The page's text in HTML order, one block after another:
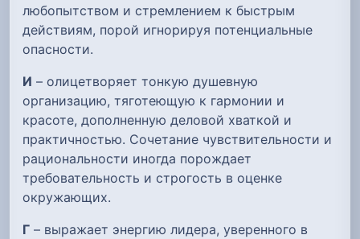
любопытством и стремлением к быстрым
действиям, порой игнорируя потенциальные
опасности.
И – олицетворяет тонкую душевную
организацию, тяготеющую к гармонии и
красоте, дополненную деловой хваткой и
практичностью. Сочетание чувствительности и
рациональности иногда порождает
требовательность и строгость в оценке
окружающих.
Г – выражает энергию лидера, уверенного в